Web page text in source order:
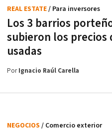
Los 3 barrios
subieron los precios
usadas
REAL ESTATE/ Para inversores
PorIgnacio Raúl Carella
NEGOCIOS / Comercio exterior